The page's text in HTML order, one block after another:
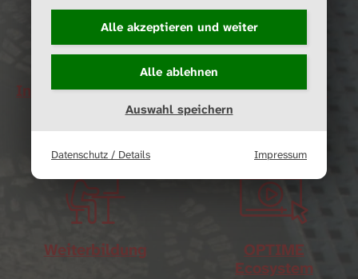
Alle akzeptieren und weiter
Alle ablehnen
Auswahl speichern
Datenschutz / Details Impressum
Industriemesstechnik
Forschung und
Entwicklung
Weiterbildung
OPTIME
Ecosystem